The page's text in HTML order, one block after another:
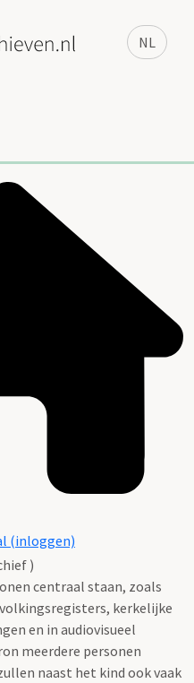
NL
(inloggen)
)
centraal staan, zoals
kerkelijke
en in audiovisueel
meerdere personen
naast het kind ook vaak